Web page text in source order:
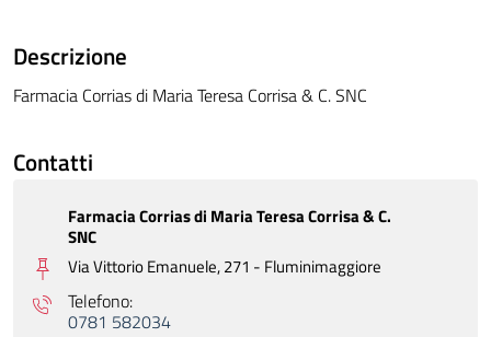
Descrizione
Farmacia Corrias di Maria Teresa Corrisa & C. SNC
Contatti
Farmacia Corrias di Maria Teresa Corrisa & C.
SNC
Via Vittorio Emanuele, 271 - Fluminimaggiore
Telefono:
0781 582034